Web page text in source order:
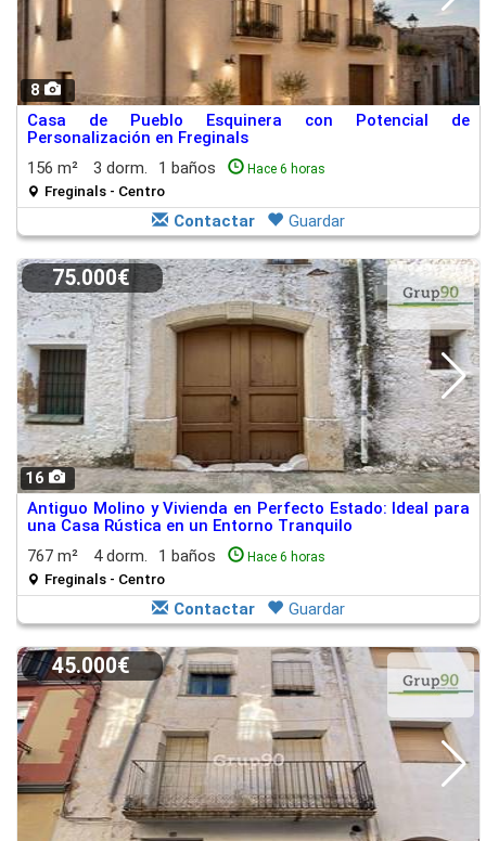
8
Casa de Pueblo Esquinera con Potencial de
Personalización en Freginals
156 m²
3 dorm. 1 baños Hace 6 horas
Freginals - Centro
Contactar Guardar
16
75.000€
Antiguo Molino y Vivienda en Perfecto Estado: Ideal para
una Casa Rústica en un Entorno Tranquilo
767 m²
4 dorm. 1 baños Hace 6 horas
Freginals - Centro
Contactar Guardar
45.000€